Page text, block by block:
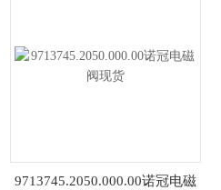
9713745.2050.000.00诺冠电磁